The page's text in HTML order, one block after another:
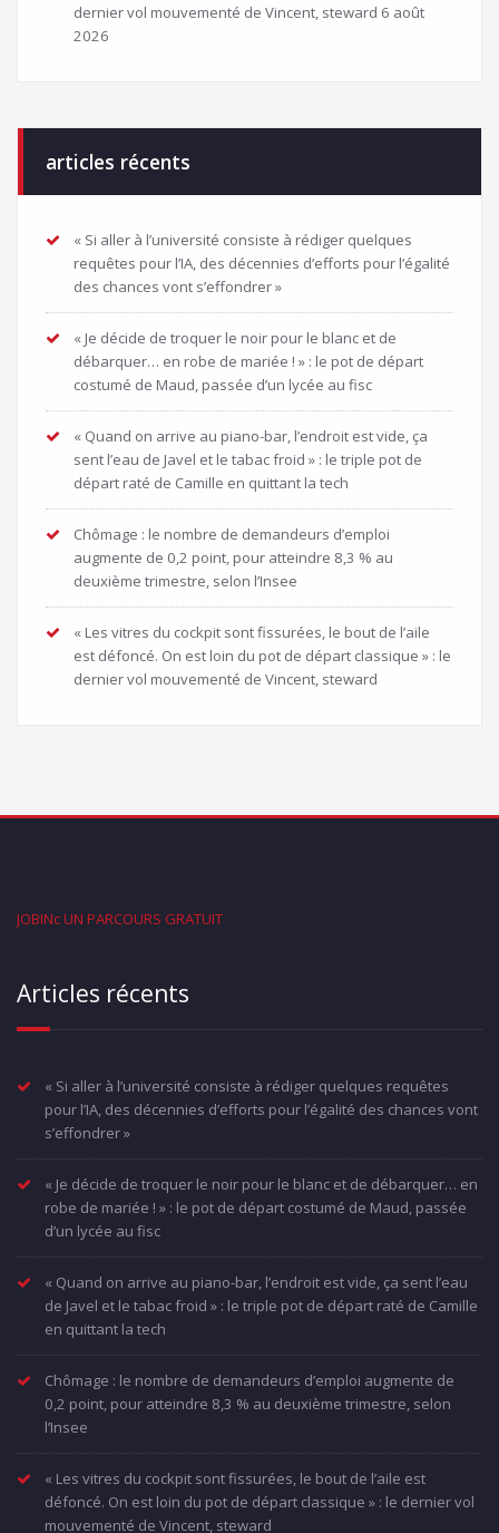
dernier vol mouvementé de Vincent, steward 6 août
2026
articles récents
« Si aller à l’université consiste à rédiger quelques
requêtes pour l’IA, des décennies d’efforts pour l’égalité
des chances vont s’effondrer »
« Je décide de troquer le noir pour le blanc et de
débarquer… en robe de mariée ! » : le pot de départ
costumé de Maud, passée d’un lycée au fisc
« Quand on arrive au piano-bar, l’endroit est vide, ça
sent l’eau de Javel et le tabac froid » : le triple pot de
départ raté de Camille en quittant la tech
Chômage : le nombre de demandeurs d’emploi
augmente de 0,2 point, pour atteindre 8,3 % au
deuxième trimestre, selon l’Insee
« Les vitres du cockpit sont fissurées, le bout de l’aile
est défoncé. On est loin du pot de départ classique » : le
dernier vol mouvementé de Vincent, steward
JOBINc UN PARCOURS GRATUIT
Articles récents
« Si aller à l’université consiste à rédiger quelques requêtes
pour l’IA, des décennies d’efforts pour l’égalité des chances vont
s’effondrer »
« Je décide de troquer le noir pour le blanc et de débarquer… en
robe de mariée ! » : le pot de départ costumé de Maud, passée
d’un lycée au fisc
« Quand on arrive au piano-bar, l’endroit est vide, ça sent l’eau
de Javel et le tabac froid » : le triple pot de départ raté de Camille
en quittant la tech
Chômage : le nombre de demandeurs d’emploi augmente de
0,2 point, pour atteindre 8,3 % au deuxième trimestre, selon
l’Insee
« Les vitres du cockpit sont fissurées, le bout de l’aile est
défoncé. On est loin du pot de départ classique » : le dernier vol
mouvementé de Vincent, steward